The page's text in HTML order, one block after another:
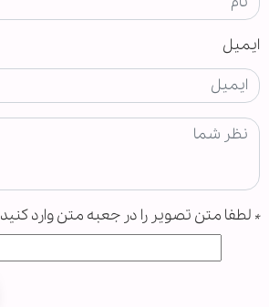
ایمیل
* لطفا متن تصویر را در جعبه متن وارد کنید